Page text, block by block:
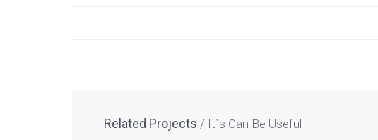
Related Projects It`s Can Be Useful